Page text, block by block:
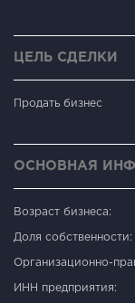
ЦЕЛЬ СДЕЛКИ
Продать бизнес
ОСНОВНАЯ
Возраст бизнеса:
Доля собственности:
Организационно-
ИНН предприятия: